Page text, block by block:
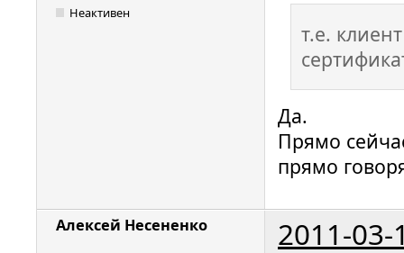
Неактивен
т.е.
Да.
Прямо
прямо
Алексей Несененко 2011-03-